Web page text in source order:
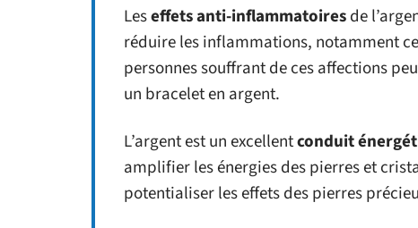
Leseffets anti-inflammatoiresde
réduire les inflammations, notamment
personnes souffrant de ces affections
un bracelet en argent.
L’argent est un excellentconduit
amplifier les énergies des pierres et
potentialiser les effets des pierres